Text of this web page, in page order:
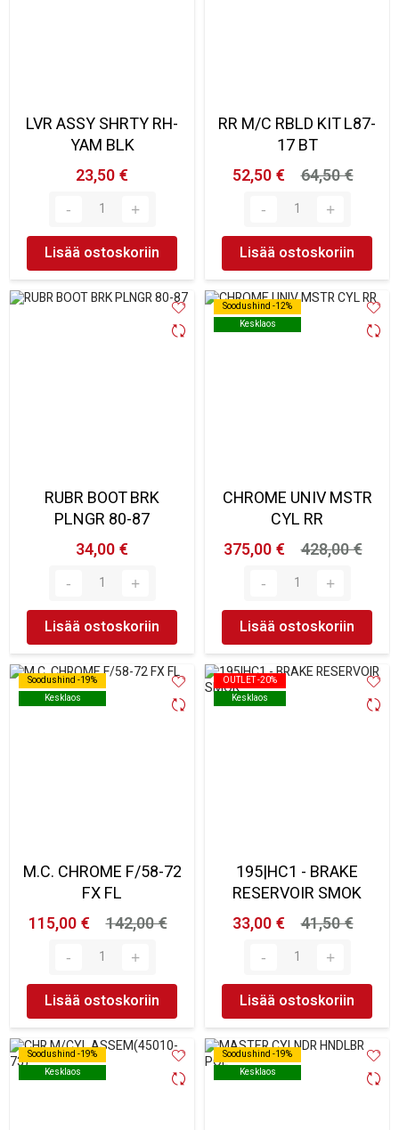
LVR ASSY SHRTY RH-
YAM BLK
23,50 €
Lisää ostoskoriin
RR M/C RBLD KIT L87-
17 BT
52,50 €
64,50 €
Lisää ostoskoriin
RUBR BOOT BRK
PLNGR 80-87
34,00 €
Lisää ostoskoriin
Soodushind -12%
Kesklaos
Soodushind -12%
Kesklaos
CHROME UNIV MSTR
CYL RR
375,00 €
428,00 €
Lisää ostoskoriin
Soodushind -19%
Kesklaos
Soodushind -19%
Kesklaos
M.C. CHROME F/58-72
FX FL
115,00 €
142,00 €
Lisää ostoskoriin
OUTLET -20%
Kesklaos
OUTLET -20%
Kesklaos
195|HC1 - BRAKE
RESERVOIR SMOK
33,00 €
41,50 €
Lisää ostoskoriin
Soodushind -19%
Kesklaos
Soodushind -19%
Kesklaos
Soodushind -19%
Kesklaos
Soodushind -19%
Kesklaos